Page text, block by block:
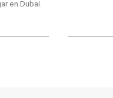
en Dubai.